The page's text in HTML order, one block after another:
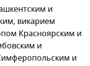
и
викарием
Красноярским и
и
и